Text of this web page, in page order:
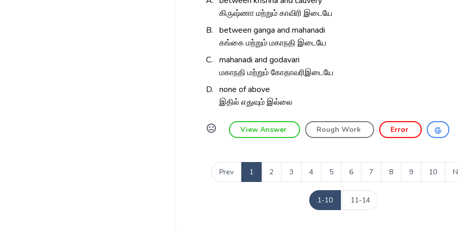
கிருஷ்ணா மற்றும் காவிரி இடையே
B.
between ganga and mahanadi
கங்கை மற்றும் மகாநதி இடையே
C.
mahanadi and godavari
மகாநதி மற்றும் கோதாவரிஇடையே
D.
none of above
இதில் எதுவும் இல்லை
😑 View Answer Rough Work Error
Prev 1 2 3 4 5 6 7 8 9 10
1-10 11-14